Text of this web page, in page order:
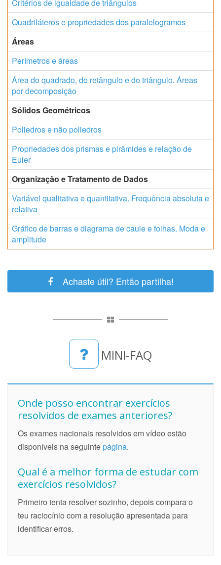
Critérios de igualdade de triângulos
Quadriláteros e propriedades dos paralelogramos
Áreas
Perímetros e áreas
Área do quadrado, do retângulo e do triângulo. Áreas
por decomposição
Sólidos Geométricos
Poliedros e não poliedros
Propriedades dos prismas e pirâmides e relação de
Euler
Organização e Tratamento de Dados
Variável qualitativa e quantitativa. Frequência absoluta e
relativa
Gráfico de barras e diagrama de caule e folhas. Moda e
amplitude
Achaste útil? Então partilha!
MINI-FAQ
Onde posso encontrar exercícios
resolvidos de exames anteriores?
Os exames nacionais resolvidos em vídeo estão
disponíveis na seguintepágina.
Qual é a melhor forma de estudar com
exercícios resolvidos?
Primeiro tenta resolver sozinho, depois compara o
teu raciocínio com a resolução apresentada para
identificar erros.